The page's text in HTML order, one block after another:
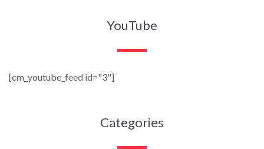
YouTube
[cm_youtube_feed id="3"]
Categories